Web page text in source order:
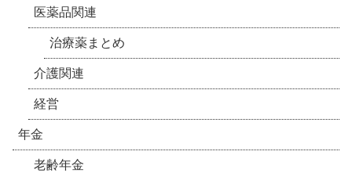
医薬品関連
治療薬まとめ
介護関連
経営
年金
老齢年金